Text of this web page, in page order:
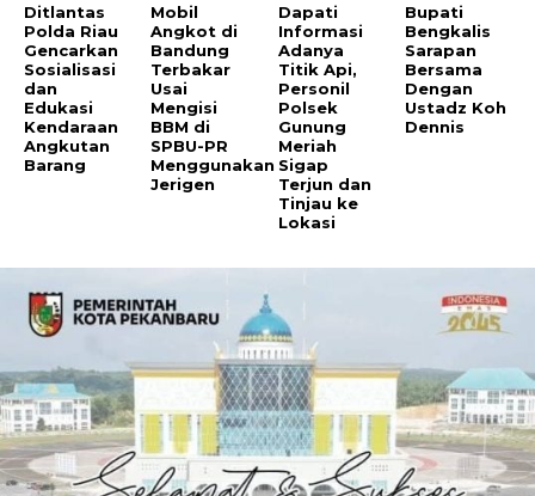
Ditlantas
Polda Riau
Gencarkan
Sosialisasi
dan
Edukasi
Kendaraan
Angkutan
Barang
Mobil
Angkot di
Bandung
Terbakar
Usai
Mengisi
BBM di
SPBU-PR
Menggunakan
Jerigen
Dapati
Informasi
Adanya
Titik Api,
Personil
Polsek
Gunung
Meriah
Sigap
Terjun dan
Tinjau ke
Lokasi
Bupati
Bengkalis
Sarapan
Bersama
Dengan
Ustadz Koh
Dennis